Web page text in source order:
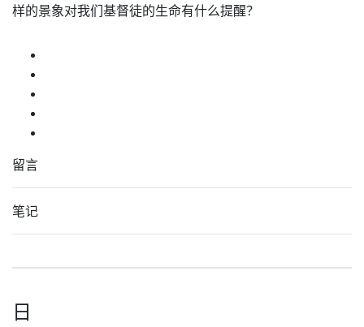
样的景象对我们基督徒的生命有什么提醒？
留言
笔记
日